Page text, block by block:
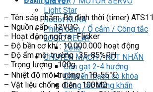
Light Star
Robot KUKA
Phích cắm / Ổ cắm / Công tắc
LOGIC RELAY
Zelio
CHUYỂN MẠCH / NÚT NHẤN
Cần gạt 2-4 hướng
Chuyển mạch có khóa
Công tắc dừng khẩn
– Tên sản phẩm: Bộ đình thời (timer)
– Nguồn cấp : 12VDC
– Hoạt động ngõ ra : Flicker
– Độ bền cơ khí : 10.000.000 hoạt động
– Độ ẩm môi trường : 35-85%RH
– Trọng lượng : 100g
– Nhiệt độ môi trường : -10-55℃
– Vật liệu chống điện : 100MΩ